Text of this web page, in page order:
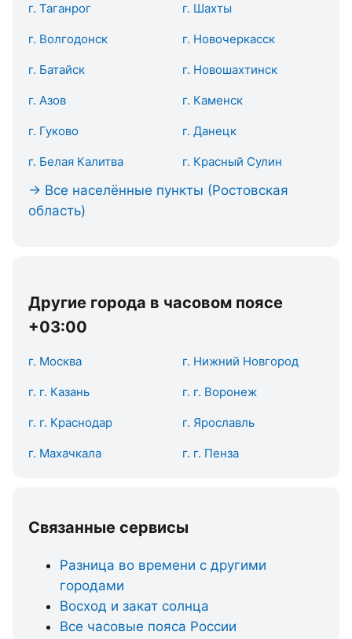
г. Таганрог г. Шахты
г. Волгодонск г. Новочеркасск
г. Батайск г. Новошахтинск
г. Азов г. Каменск
г. Гуково г. Данецк
г. Белая Калитва г. Красный Сулин
→ Все населённые пункты (Ростовская
область)
Другие города в часовом поясе
+03:00
г. Москва г. Нижний Новгород
г. г. Казань г. г. Воронеж
г. г. Краснодар г. Ярославль
г. Махачкала г. г. Пенза
Связанные сервисы
Разница во времени с другими
городами
Восход и закат солнца
Все часовые пояса России